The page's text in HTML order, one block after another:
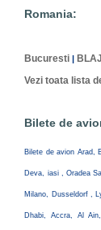
Romania:
Bucuresti BLAJ
Vezi toata lista
Bilete de
Bilete de avion Arad,
Deva, iasi , Oradea
Milano, Dusseldorf ,
Dhabi, Accra, Al